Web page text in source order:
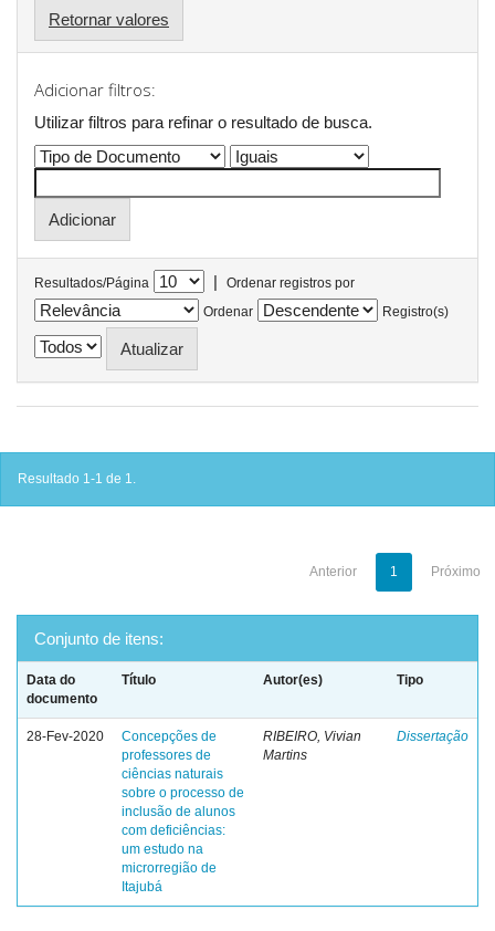
Retornar valores
Adicionar filtros:
Utilizar filtros para refinar o resultado de busca.
Resultados/Página |
Ordenar registros por
Ordenar
Registro(s)
Resultado 1-1 de 1.
Anterior 1 Próximo
Conjunto de itens:
Data do
documento
Título Autor(es) Tipo
28-Fev-2020
Concepções de
professores de
ciências naturais
sobre o processo de
inclusão de alunos
com deficiências:
um estudo na
microrregião de
Itajubá
RIBEIRO, Vivian
Martins
Dissertação